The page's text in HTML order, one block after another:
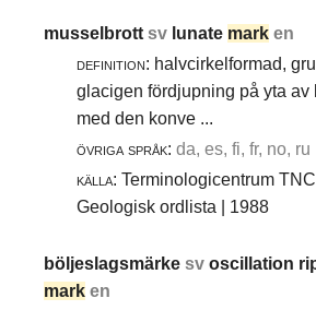
musselbrottsv lunate mark en
definition: halvcirkelformad,
glacigen fördjupning på yta av
med den konve ...
övriga språk: da, es, fi, fr, no, ru
källa: Terminologicentrum
Geologisk ordlista | 1988
böljeslagsmärkesvoscillation
mark en